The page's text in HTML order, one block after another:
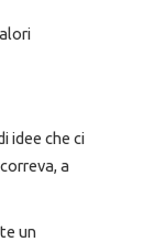
idee che ci
a
un